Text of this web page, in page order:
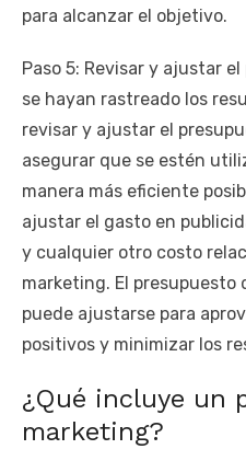
para alcanzar el objetivo.
Paso 5: Revisar y ajustar
se hayan rastreado los
revisar y ajustar el
asegurar que se estén
manera más eficiente
ajustar el gasto en
y cualquier otro costo
marketing. El presupuesto
puede ajustarse para
positivos y minimizar los
¿Qué incluye un
marketing?